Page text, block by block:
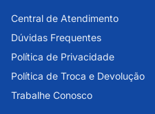
Central de Atendimento
Dúvidas Frequentes
Política de Privacidade
Política de Troca e Devolução
Trabalhe Conosco